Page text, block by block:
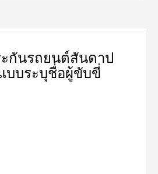
กันรถยนต์สันดาป
บบระบุชื่อผู้ขับขี่